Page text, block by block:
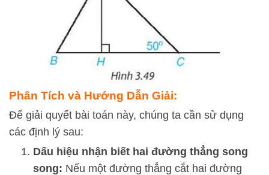
Phân Tích và Hướng Dẫn Giải:
Để giải quyết bài toán này, chúng ta cần sử dụng
các định lý sau:
Dấu hiệu nhận biết hai đường thẳng song
song: Nếu một đường thẳng cắt hai đường